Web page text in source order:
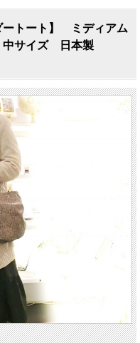
ートート】 ミディアム
中サイズ 日本製